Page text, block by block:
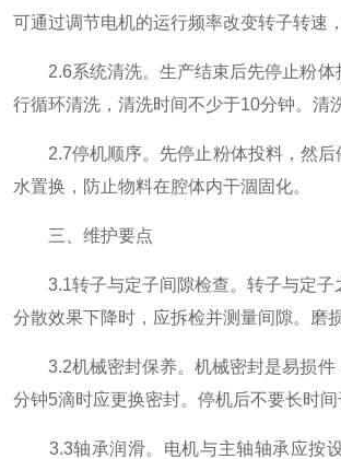
可通过调节电机的运行频率改变转子转速
2.6系统清洗。生产结束后先停止粉体
行循环清洗，清洗时间不少于10分钟。清
2.7停机顺序。先停止粉体投料，然后
水置换，防止物料在腔体内干涸固化。
三、维护要点
3.1转子与定子间隙检查。转子与定子
分散效果下降时，应拆检并测量间隙。磨
3.2机械密封保养。机械密封是易损件
分钟5滴时应更换密封。停机后不要长时间
3.3轴承润滑。电机与主轴轴承应按设